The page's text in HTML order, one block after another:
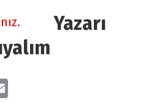
Yazarı
Email